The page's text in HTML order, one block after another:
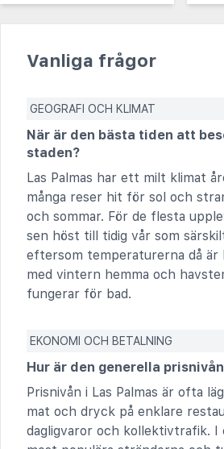
Vanliga frågor
GEOGRAFI OCH KLIMAT
När är den bästa tiden att
staden?
Las Palmas har ett milt klimat
många reser hit för sol och
och sommar. För de flesta
sen höst till tidig vår som
eftersom temperaturerna då är
med vintern hemma och
fungerar för bad.
EKONOMI OCH BETALNING
Hur är den generella
Prisnivån i Las Palmas är ofta
mat och dryck på enklare
dagligvaror och kollektivtrafik. I